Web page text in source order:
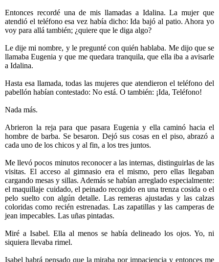
Entonces recordé una de mis llamadas a Idalina. La mujer que
atendió el teléfono esa vez había dicho: Ida bajó al patio. Ahora yo
voy para allá también; ¿quiere que le diga algo?
Le dije mi nombre, y le pregunté con quién hablaba. Me dijo que se
llamaba Eugenia y que me quedara tranquila, que ella iba a avisarle
a Idalina.
Hasta esa llamada, todas las mujeres que atendieron el teléfono del
pabellón habían contestado: No está. O también: ¡Ida, Teléfono!
Nada más.
Abrieron la reja para que pasara Eugenia y ella caminó hacia el
hombre de barba. Se besaron. Dejó sus cosas en el piso, abrazó a
cada uno de los chicos y al fin, a los tres juntos.
Me llevó pocos minutos reconocer a las internas, distinguirlas de las
visitas. El acceso al gimnasio era el mismo, pero ellas llegaban
cargando mesas y sillas. Además se habían arreglado especialmente:
el maquillaje cuidado, el peinado recogido en una trenza cosida o el
pelo suelto con algún detalle. Las remeras ajustadas y las calzas
coloridas como recién estrenadas. Las zapatillas y las camperas de
jean impecables. Las uñas pintadas.
Miré a Isabel. Ella al menos se había delineado los ojos. Yo, ni
siquiera llevaba rimel.
Isabel habrá pensado que la miraba por impaciencia y entonces me